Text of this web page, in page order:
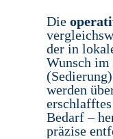
Die
der in
Wunsch
werden
Bedarf –
präzise